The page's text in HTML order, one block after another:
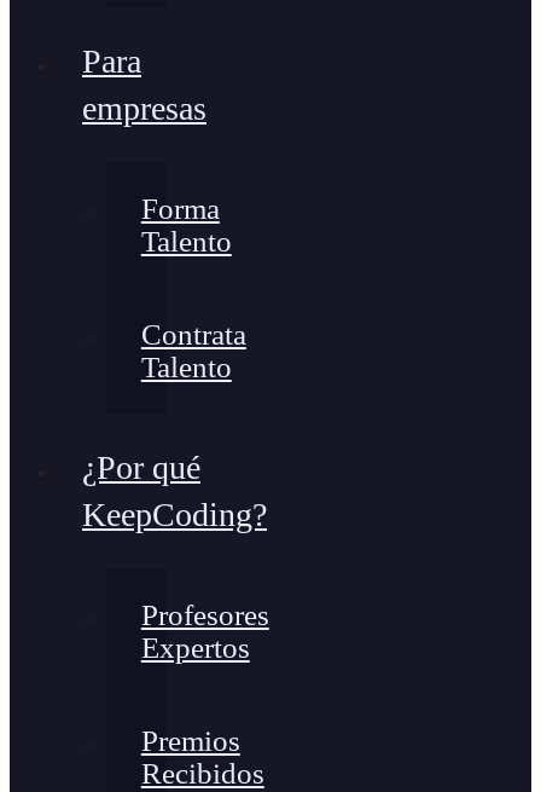
Para
empresas
Forma
Talento
Contrata
Talento
¿Por qué
KeepCoding?
Profesores
Expertos
Premios
Recibidos